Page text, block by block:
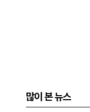
많이 본 뉴스